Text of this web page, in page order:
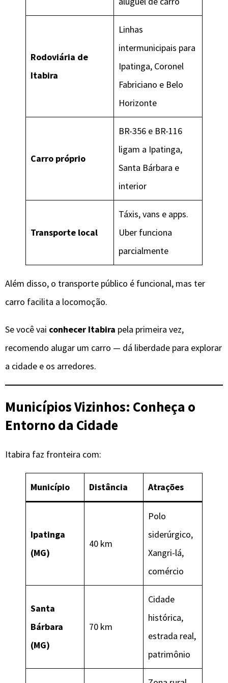
Rodoviária de
Itabira
Linhas
intermunicipais para
Ipatinga, Coronel
Fabriciano e Belo
Horizonte
Carro próprio
BR-356 e BR-116
ligam a Ipatinga,
Santa Bárbara e
interior
Transporte local
Táxis, vans e apps.
Uber funciona
parcialmente
Além disso, o transporte público é funcional, mas ter
carro facilita a locomoção.
Se você vai conhecer Itabira pela primeira vez,
recomendo alugar um carro — dá liberdade para explorar
a cidade e os arredores.
Municípios Vizinhos: Conheça o
Entorno da Cidade
Itabira faz fronteira com:
Município Distância Atrações
Ipatinga
(MG)
40 km
Polo
siderúrgico,
Xangri-lá,
comércio
Santa
Bárbara
(MG)
70 km
Cidade
histórica,
estrada real,
patrimônio